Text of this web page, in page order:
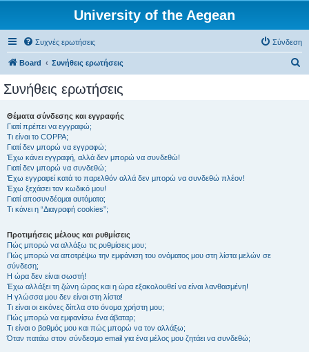
University of the Aegean
Συχνές ερωτήσεις Σύνδεση
Board Συνήθεις ερωτήσεις
Συνήθεις ερωτήσεις
Θέματα σύνδεσης και εγγραφής
Γιατί πρέπει να εγγραφώ;
Τι είναι το COPPA;
Γιατί δεν μπορώ να εγγραφώ;
Έχω κάνει εγγραφή, αλλά δεν μπορώ να συνδεθώ!
Γιατί δεν μπορώ να συνδεθώ;
Έχω εγγραφεί κατά το παρελθόν αλλά δεν μπορώ να συνδεθώ πλέον!
Έχω ξεχάσει τον κωδικό μου!
Γιατί αποσυνδέομαι αυτόματα;
Τι κάνει η “Διαγραφή cookies”;
Προτιμήσεις μέλους και ρυθμίσεις
Πώς μπορώ να αλλάξω τις ρυθμίσεις μου;
Πώς μπορώ να αποτρέψω την εμφάνιση του ονόματος μου στη λίστα μελών σε
σύνδεση;
Η ώρα δεν είναι σωστή!
Έχω αλλάξει τη ζώνη ώρας και η ώρα εξακολουθεί να είναι λανθασμένη!
Η γλώσσα μου δεν είναι στη λίστα!
Τι είναι οι εικόνες δίπλα στο όνομα χρήστη μου;
Πώς μπορώ να εμφανίσω ένα άβαταρ;
Τι είναι ο βαθμός μου και πώς μπορώ να τον αλλάξω;
Όταν πατάω στον σύνδεσμο email για ένα μέλος μου ζητάει να συνδεθώ;